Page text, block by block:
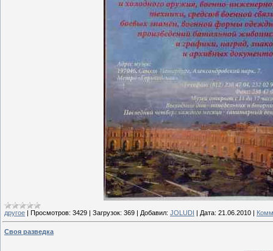
другое | Просмотров: 3429 | Загрузок: 369 | Добавил: JOLUDI | Дата: 21.06.2010 |
Своя разведка